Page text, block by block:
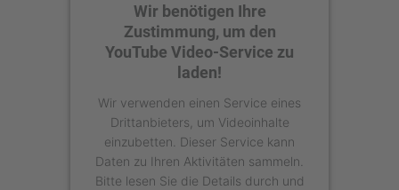
Wir benötigen Ihre
Zustimmung, um den
YouTube Video-Service zu
laden!
Wir verwenden einen Service eines
Drittanbieters, um Videoinhalte
einzubetten. Dieser Service kann
Daten zu Ihren Aktivitäten sammeln.
Bitte lesen Sie die Details durch und